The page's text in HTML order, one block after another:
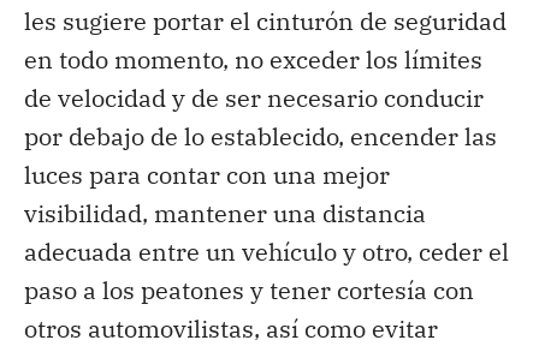
les sugiere portar el cinturón de seguridad
en todo momento, no exceder los límites
de velocidad y de ser necesario conducir
por debajo de lo establecido, encender las
luces para contar con una mejor
visibilidad, mantener una distancia
adecuada entre un vehículo y otro, ceder el
paso a los peatones y tener cortesía con
otros automovilistas, así como evitar